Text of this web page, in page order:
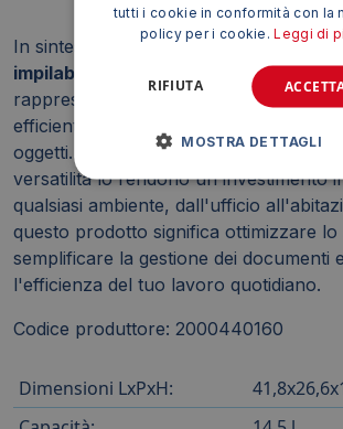
In sintesi, il
Contenitore per archivio
impilabile in polipropilene 14,5L Strata
rappresenta una soluzione pratica,
efficiente per l'organizzazione di
oggetti. La sua robustezza, la sua
versatilità lo rendono un investimento
qualsiasi ambiente, dall'ufficio
questo prodotto significa ottimizzare lo
semplificare la gestione dei documenti
l'efficienza del tuo lavoro quotidiano.
Codice produttore: 2000440160
Dimensioni LxPxH:
tutti i cookie in conformità con la
policy per i cookie.Leggi di
RIFIUTA
MOSTRA DETTAGLI